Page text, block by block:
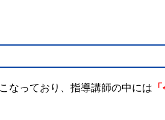
なっており、指導講師の中には